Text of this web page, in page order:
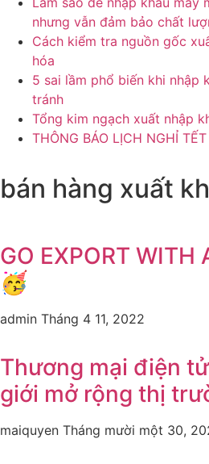
nhưng vẫn đảm bảo chất
Cách kiểm tra nguồn gốc
hóa
5 sai lầm phổ biến khi nhập
tránh
Tổng kim ngạch xuất nhập
THÔNG BÁO LỊCH NGHỈ
bán hàng xuất
GO EXPORT WITH
🥳
admin Tháng 4 11, 2022
Thương mại điện
giới mở rộng thị
maiquyen Tháng mười một 30,